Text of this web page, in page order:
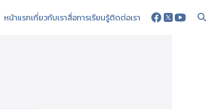
หน้าแรกเกี่ยวกับเราสื่อการเรียนรู้ติดต่อเรา